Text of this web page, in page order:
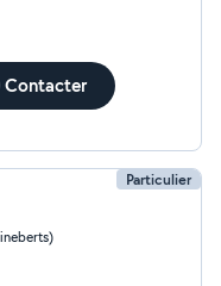
Contacter
Particulier